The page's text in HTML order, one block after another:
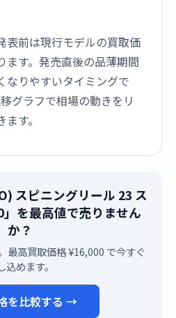
表前は現行モデルの買取価
ます。発売直後の品薄期間
なりやすいタイミングで
グラフで相場の動きをリ
す。
スピニングリール 23 ス
」を最高値で売りません
か？
最高買取価格 ¥16,000 で今すぐ
込めます。
を比較する →